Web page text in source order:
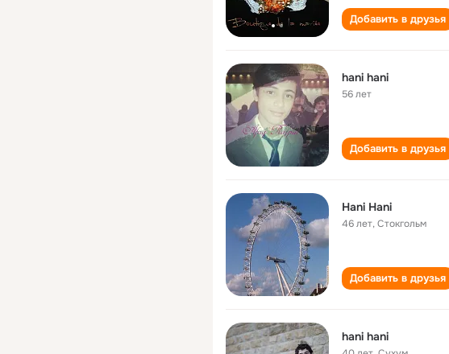
Добавить в друзья
hani hani
56 лет
Добавить в друзья
Hani Hani
46 лет,Стокгольм
Добавить в друзья
hani hani